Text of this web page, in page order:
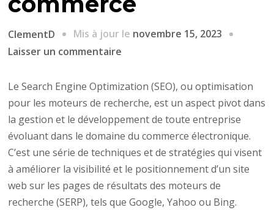
ClementD Mis à jour le novembre 15, 2023
Laisser un commentaire
de
référencement:
SEO
pour
les
sites
e-
commerce
Le Search Engine Optimization (SEO), ou optimisation
pour les moteurs de recherche, est un aspect pivot dans
la gestion et le développement de toute entreprise
évoluant dans le domaine du commerce électronique.
C’est une série de techniques et de stratégies qui visent
à améliorer la visibilité et le positionnement d’un site
web sur les pages de résultats des moteurs de
recherche (SERP), tels que Google, Yahoo ou Bing.